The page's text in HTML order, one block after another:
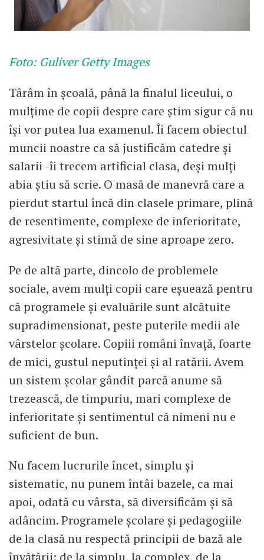
Foto: Guliver Getty Images
Târâm în școală, până la finalul liceului, o
mulțime de copii despre care știm sigur că nu
își vor putea lua examenul. Îi facem obiectul
muncii noastre ca să justificăm catedre și
salarii -îi trecem artificial clasa, deși mulți
abia știu să scrie. O masă de manevră care a
pierdut startul încă din clasele primare, plină
de resentimente, complexe de inferioritate,
agresivitate și stimă de sine aproape zero.
Pe de altă parte, dincolo de problemele
sociale, avem mulți copii care eșuează pentru
că programele și evaluările sunt alcătuite
supradimensionat, peste puterile medii ale
vârstelor școlare. Copiii români învață, foarte
de mici, gustul neputinței și al ratării. Avem
un sistem școlar gândit parcă anume să
trezească, de timpuriu, mari complexe de
inferioritate și sentimentul că nimeni nu e
suficient de bun.
Nu facem lucrurile încet, simplu și
sistematic, nu punem întâi bazele, ca mai
apoi, odată cu vârsta, să diversificăm și să
adâncim. Programele școlare și pedagogiile
de la clasă nu respectă principii de bază ale